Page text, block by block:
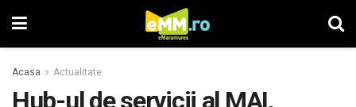
Acasa Actualitate
Hub-ul de servicii al MAI,